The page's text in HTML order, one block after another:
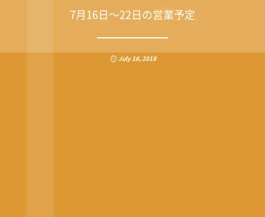
7月16日〜22日の営業予定
July16, 2018